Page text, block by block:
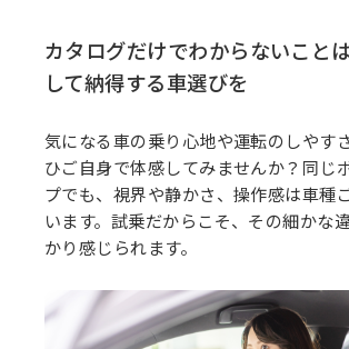
カタログだけでわからないこと
して納得する車選びを
気になる車の乗り心地や運転のしやす
ひご自身で体感してみませんか？同じ
プでも、視界や静かさ、操作感は車種
います。試乗だからこそ、その細かな
かり感じられます。